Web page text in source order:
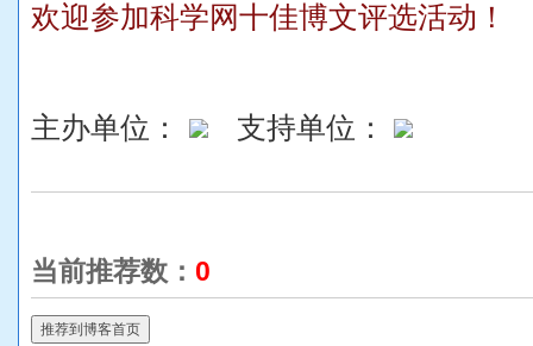
欢迎参加科学网十佳博文评选活动！
主办单位： 支持单位：
当前推荐数： 0
推荐到博客首页